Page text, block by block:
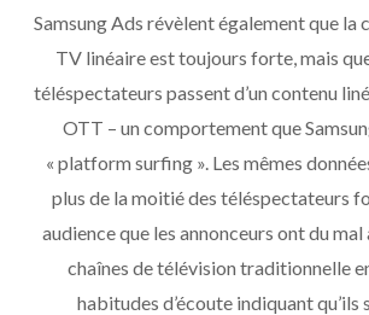
Samsung Ads révèlent également que la
TV linéaire est toujours forte, mais
téléspectateurs passent d’un contenu
OTT – un comportement que
« platform surfing ». Les mêmes
plus de la moitié des téléspectateurs
audience que les annonceurs ont du
chaînes de télévision traditionnelle
habitudes d’écoute indiquant qu’ils